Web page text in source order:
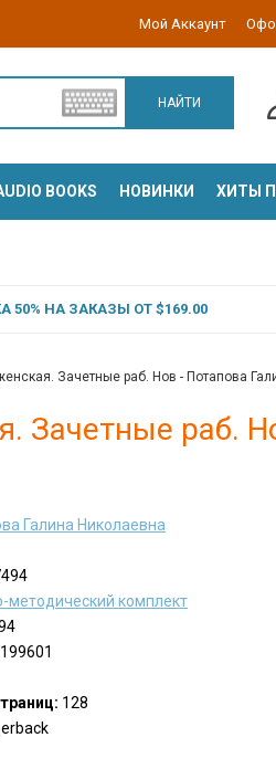
Мой Аккаунт
НАЙТИ
BOOKS НОВИНКИ ХИТЫ
НА ЗАКАЗЫ ОТ $169.00
Зачетные раб. Нов - Потапова
Зачетные раб.
Галина Николаевна
методический комплект
128